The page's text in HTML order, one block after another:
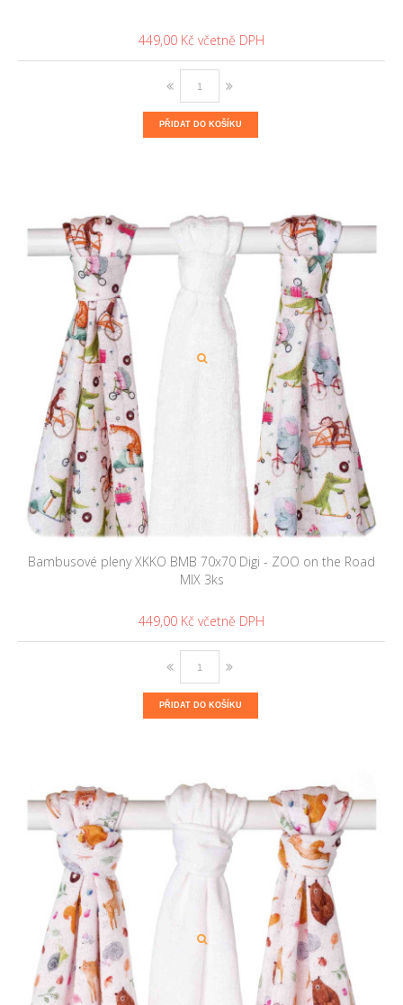
449,00 Kč
PŘIDAT DO KOŠÍKU
Bambusové pleny XKKO BMB 70x70 Digi - ZOO on the Road
MIX 3ks
449,00 Kč
PŘIDAT DO KOŠÍKU